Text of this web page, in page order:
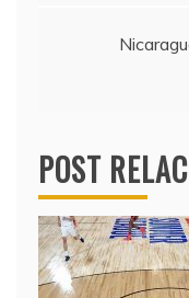
entradas
POST